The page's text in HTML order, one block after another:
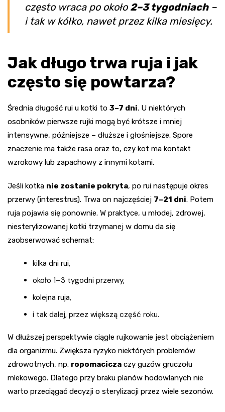
często wraca po około 2–3 tygodniach–
i tak w kółko, nawet przez kilka miesięcy.
Jak długo trwa ruja i jak
często się powtarza?
Średnia długość rui u kotki to 3–7 dni. U niektórych
osobników pierwsze rujki mogą być krótsze i mniej
intensywne, późniejsze – dłuższe i głośniejsze. Spore
znaczenie ma także rasa oraz to, czy kot ma kontakt
wzrokowy lub zapachowy z innymi kotami.
Jeśli kotka nie zostanie pokryta, po rui następuje okres
przerwy (interestrus). Trwa on najczęściej 7–21 dni. Potem
ruja pojawia się ponownie. W praktyce, u młodej, zdrowej,
niesterylizowanej kotki trzymanej w domu da się
zaobserwować schemat:
kilka dni rui,
około 1–3 tygodni przerwy,
kolejna ruja,
i tak dalej, przez większą część roku.
W dłuższej perspektywie ciągłe rujkowanie jest obciążeniem
dla organizmu. Zwiększa ryzyko niektórych problemów
zdrowotnych, np. ropomacicza czy guzów gruczołu
mlekowego. Dlatego przy braku planów hodowlanych nie
warto przeciągać decyzji o sterylizacji przez wiele sezonów.